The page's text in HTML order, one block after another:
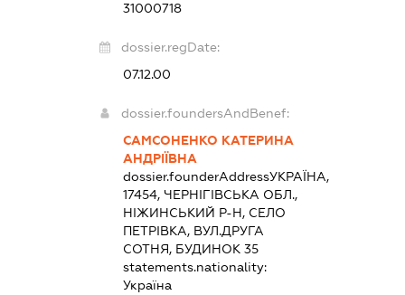
31000718
dossier.regDate:
07.12.00
dossier.foundersAndBenef:
САМСОНЕНКО КАТЕРИНА
АНДРІЇВНА
dossier.founderAddressУКРАЇНА,
17454, ЧЕРНІГІВСЬКА ОБЛ.,
НІЖИНСЬКИЙ Р-Н, СЕЛО
ПЕТРІВКА, ВУЛ.ДРУГА
СОТНЯ, БУДИНОК 35
statements.nationality:
Україна